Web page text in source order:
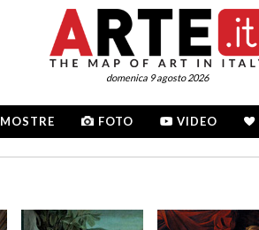
domenica 9 agosto 2026
MOSTRE FOTO VIDEO